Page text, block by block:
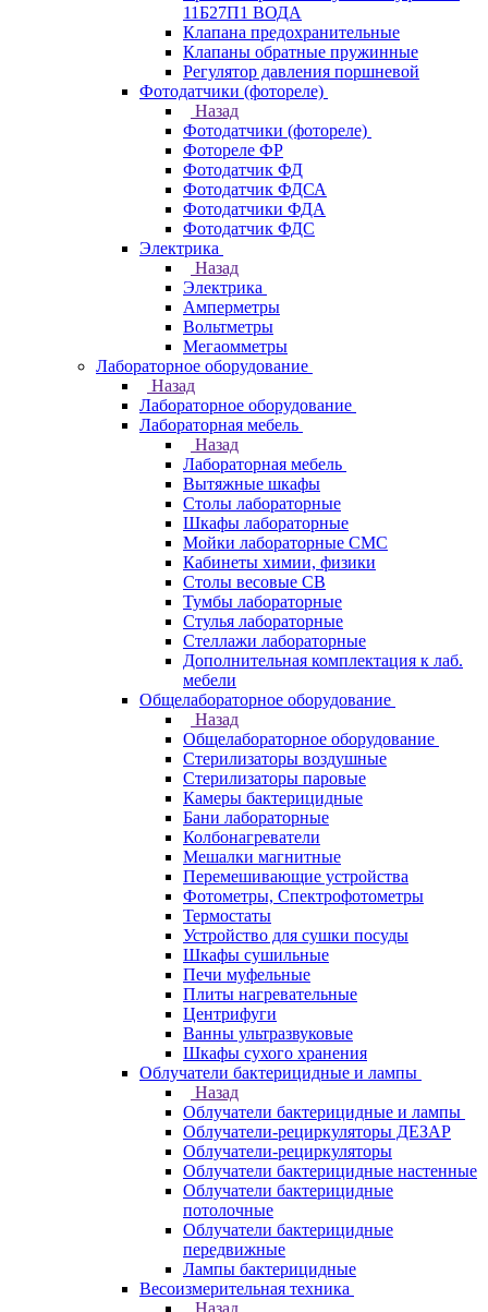
11Б27П1 ВОДА
Клапана предохранительные
Клапаны обратные пружинные
Регулятор давления поршневой
Фотодатчики (фотореле)
Назад
Фотодатчики (фотореле)
Фотореле ФР
Фотодатчик ФД
Фотодатчик ФДСА
Фотодатчики ФДА
Фотодатчик ФДС
Электрика
Назад
Электрика
Амперметры
Вольтметры
Мегаомметры
Лабораторное оборудование
Назад
Лабораторное оборудование
Лабораторная мебель
Назад
Лабораторная мебель
Вытяжные шкафы
Столы лабораторные
Шкафы лабораторные
Мойки лабораторные СМС
Кабинеты химии, физики
Столы весовые СВ
Тумбы лабораторные
Стулья лабораторные
Стеллажи лабораторные
Дополнительная комплектация к лаб.
мебели
Общелабораторное оборудование
Назад
Общелабораторное оборудование
Стерилизаторы воздушные
Стерилизаторы паровые
Камеры бактерицидные
Бани лабораторные
Колбонагреватели
Мешалки магнитные
Перемешивающие устройства
Фотометры, Спектрофотометры
Термостаты
Устройство для сушки посуды
Шкафы сушильные
Печи муфельные
Плиты нагревательные
Центрифуги
Ванны ультразвуковые
Шкафы сухого хранения
Облучатели бактерицидные и лампы
Назад
Облучатели бактерицидные и лампы
Облучатели-рециркуляторы ДЕЗАР
Облучатели-рециркуляторы
Облучатели бактерицидные настенные
Облучатели бактерицидные
потолочные
Облучатели бактерицидные
передвижные
Лампы бактерицидные
Весоизмерительная техника
Назад